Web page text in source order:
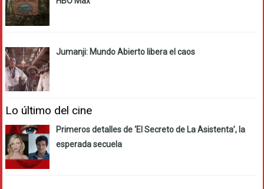
Jumanji: Mundo Abierto libera el caos
Lo último del cine
Primeros detalles de ‘El Secreto de La Asistenta’, la
esperada secuela